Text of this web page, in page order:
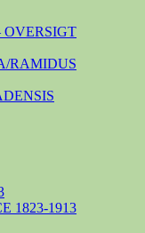
OVERSIGT
RAMIDUS
1823-1913